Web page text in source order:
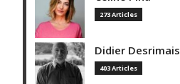
273 Articles
Didier Desrimais
403 Articles